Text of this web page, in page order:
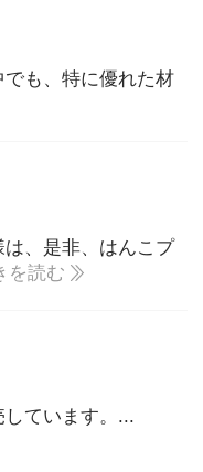
も、特に優れた材
、是非、はんこプ
を読む
ています。...